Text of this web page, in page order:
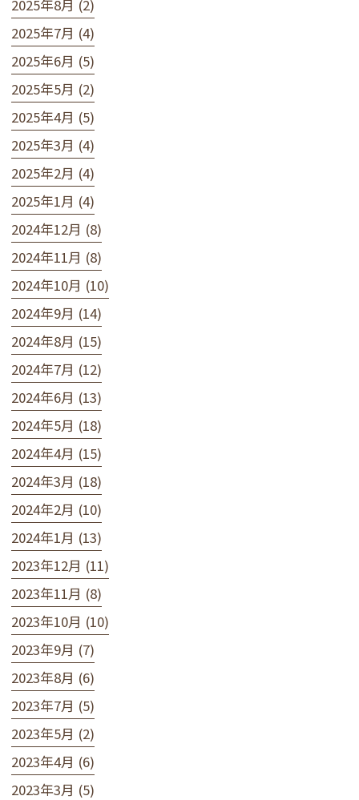
2025年8月 (2)
2025年7月 (4)
2025年6月 (5)
2025年5月 (2)
2025年4月 (5)
2025年3月 (4)
2025年2月 (4)
2025年1月 (4)
2024年12月 (8)
2024年11月 (8)
2024年10月 (10)
2024年9月 (14)
2024年8月 (15)
2024年7月 (12)
2024年6月 (13)
2024年5月 (18)
2024年4月 (15)
2024年3月 (18)
2024年2月 (10)
2024年1月 (13)
2023年12月 (11)
2023年11月 (8)
2023年10月 (10)
2023年9月 (7)
2023年8月 (6)
2023年7月 (5)
2023年5月 (2)
2023年4月 (6)
2023年3月 (5)